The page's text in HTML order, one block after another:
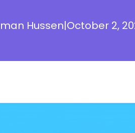
Hussen|October 2,